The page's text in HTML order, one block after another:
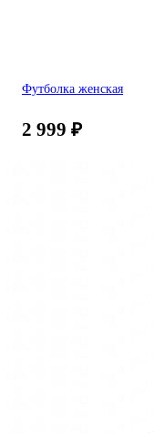
Футболка женская
2 999 ₽